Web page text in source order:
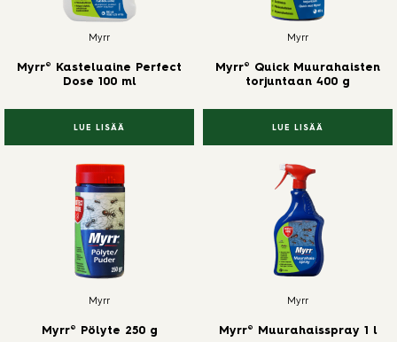
Myrr
Myrr® Kasteluaine Perfect
Dose 100 ml
LUE LISÄÄ
Myrr
Myrr® Quick Muurahaisten
torjuntaan 400 g
LUE LISÄÄ
Myrr
Myrr® Pölyte 250 g
Myrr
Myrr® Muurahaisspray 1 l